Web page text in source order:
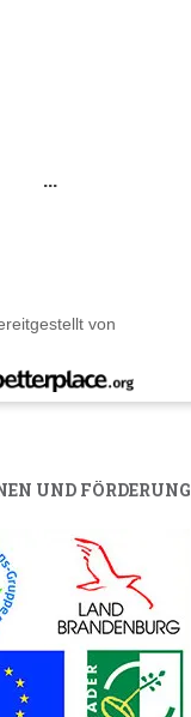
UND FÖRDERUNG